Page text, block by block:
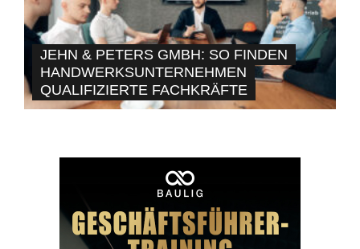
JEHN & PETERS GMBH: SO FINDEN
HANDWERKSUNTERNEHMEN
QUALIFIZIERTE FACHKRÄFTE